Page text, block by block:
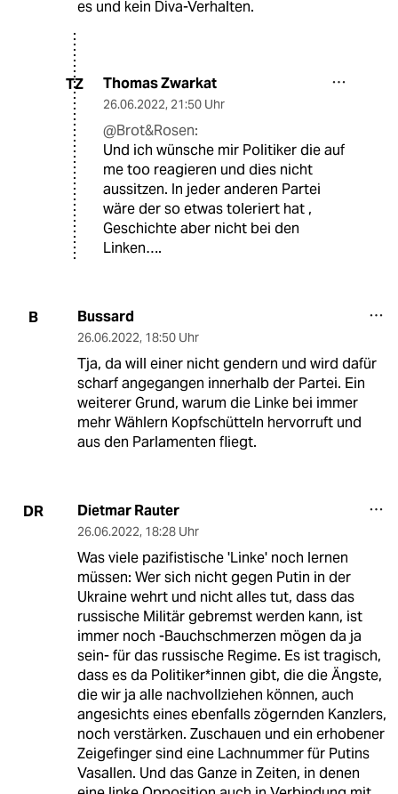
es und kein Diva-Verhalten.
TZ Thomas Zwarkat
26.06.2022, 21:50 Uhr
@Brot&Rosen:
Und ich wünsche mir Politiker die auf
me too reagieren und dies nicht
aussitzen. In jeder anderen Partei
wäre der so etwas toleriert hat ,
Geschichte aber nicht bei den
Linken….
B Bussard
26.06.2022, 18:50 Uhr
Tja, da will einer nicht gendern und wird dafür
scharf angegangen innerhalb der Partei. Ein
weiterer Grund, warum die Linke bei immer
mehr Wählern Kopfschütteln hervorruft und
aus den Parlamenten fliegt.
DR Dietmar Rauter
26.06.2022, 18:28 Uhr
Was viele pazifistische 'Linke' noch lernen
müssen: Wer sich nicht gegen Putin in der
Ukraine wehrt und nicht alles tut, dass das
russische Militär gebremst werden kann, ist
immer noch -Bauchschmerzen mögen da ja
sein- für das russische Regime. Es ist tragisch,
dass es da Politiker*innen gibt, die die Ängste,
die wir ja alle nachvollziehen können, auch
angesichts eines ebenfalls zögernden Kanzlers,
noch verstärken. Zuschauen und ein erhobener
Zeigefinger sind eine Lachnummer für Putins
Vasallen. Und das Ganze in Zeiten, in denen